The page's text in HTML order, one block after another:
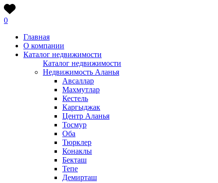
0
Главная
О компании
Каталог недвижимости
Каталог недвижимости
Недвижимость Аланья
Авсаллар
Махмутлар
Кестель
Каргыджак
Центр Аланья
Тосмур
Оба
Тюрклер
Конаклы
Бекташ
Тепе
Демирташ